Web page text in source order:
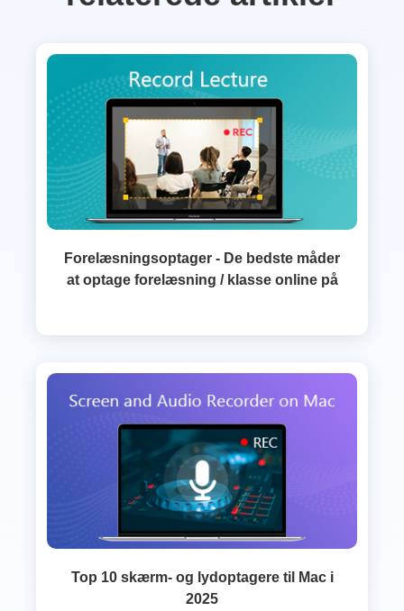
Forelæsningsoptager - De bedste måder
at optage forelæsning / klasse online på
Top 10 skærm- og lydoptagere til Mac i
2025